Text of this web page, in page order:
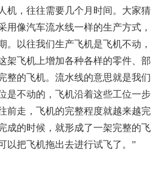
机，往往需要几个月时间。大家猜
用像汽车流水线一样的生产方式，
。以往我们生产飞机是飞机不动，
架飞机上增加各种各样的零件、部
整的飞机。流水线的意思就是我们
是不动的，飞机沿着这些工位一步
前走，飞机的完整程度就越来越完
成的时候，就形成了一架完整的飞
以把飞机拖出去进行试飞了。”